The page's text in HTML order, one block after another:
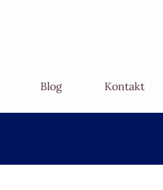
Blog Kontakt